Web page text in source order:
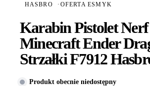
HASBRO · OFERTA ESMYK
Karabin Pistolet
Minecraft Ender
Strzałki F7912
Produkt obecnie niedostępny